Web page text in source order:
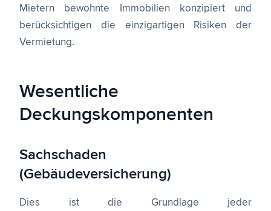
Mietern bewohnte Immobilien konzipiert und
berücksichtigen die einzigartigen Risiken der
Vermietung.
Wesentliche
Deckungskomponenten
Sachschaden
(Gebäudeversicherung)
Dies ist die Grundlage jeder